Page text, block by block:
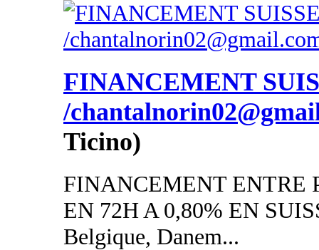
FINANCEMENT
/
Ticino)
FINANCEMENT ENTRE
EN 72H A 0,80% EN
Belgique, Danem...